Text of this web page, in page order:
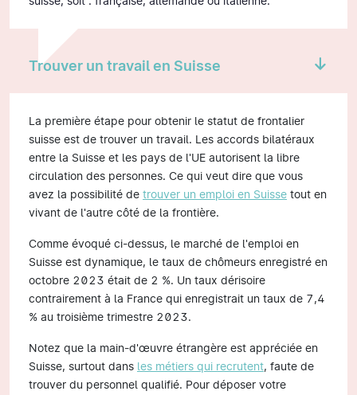
Trouver un travail en Suisse
La première étape pour obtenir le statut de frontalier
suisse est de trouver un travail. Les accords bilatéraux
entre la Suisse et les pays de l'UE autorisent la libre
circulation des personnes. Ce qui veut dire que vous
avez la possibilité de trouver un emploi en Suisse tout en
vivant de l'autre côté de la frontière.
Comme évoqué ci-dessus, le marché de l'emploi en
Suisse est dynamique, le taux de chômeurs enregistré en
octobre 2023 était de 2 %. Un taux dérisoire
contrairement à la France qui enregistrait un taux de 7,4
% au troisième trimestre 2023.
Notez que la main-d'œuvre étrangère est appréciée en
Suisse, surtout dans les métiers qui recrutent, faute de
trouver du personnel qualifié. Pour déposer votre